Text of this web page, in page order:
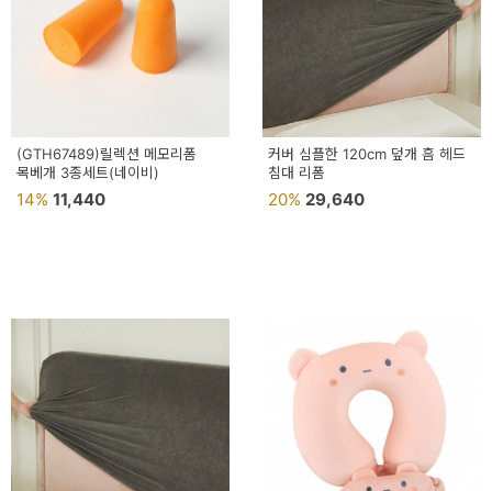
(GTH67489)릴렉션 메모리폼
목베개 3종세트(네이비)
14% 11,440
커버 심플한 120cm 덮개 흠 헤드
침대 리폼
20% 29,640